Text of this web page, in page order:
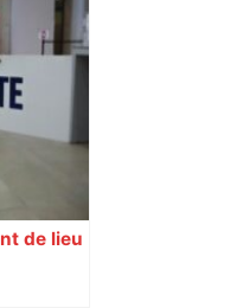
"une
de lieu